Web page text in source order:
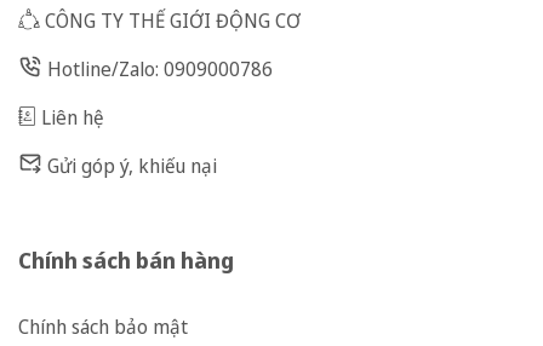
CÔNG TY THẾ GIỚI ĐỘNG CƠ
Hotline/Zalo: 0909000786
Liên hệ
Gửi góp ý, khiếu nại
Chính sách bán hàng
Chính sách bảo mật